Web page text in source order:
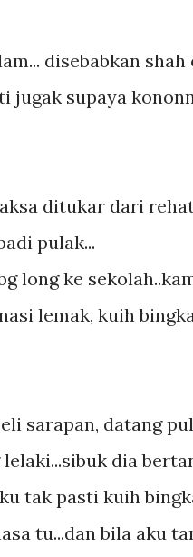
disebabkan
jugak supaya
ditukar dari
pulak...
long ke
lemak, kuih
sarapan, datang
dia
tak pasti kuih
tu...dan bila aku